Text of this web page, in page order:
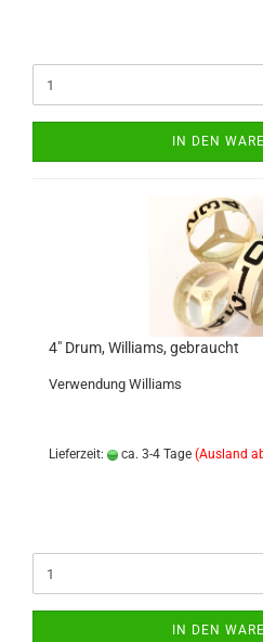
IN DEN
4" Drum, Williams, gebraucht
Verwendung Williams
Lieferzeit: ca. 3-4 Tage (Ausland
IN DEN